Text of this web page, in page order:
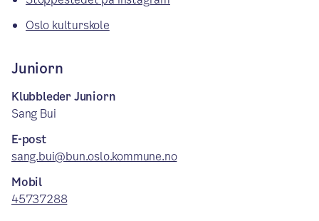
Oslo kulturskole
Juniorn
Klubbleder Juniorn
Sang Bui
E-post
sang.bui@bun.oslo.kommune.no
Mobil
45737288